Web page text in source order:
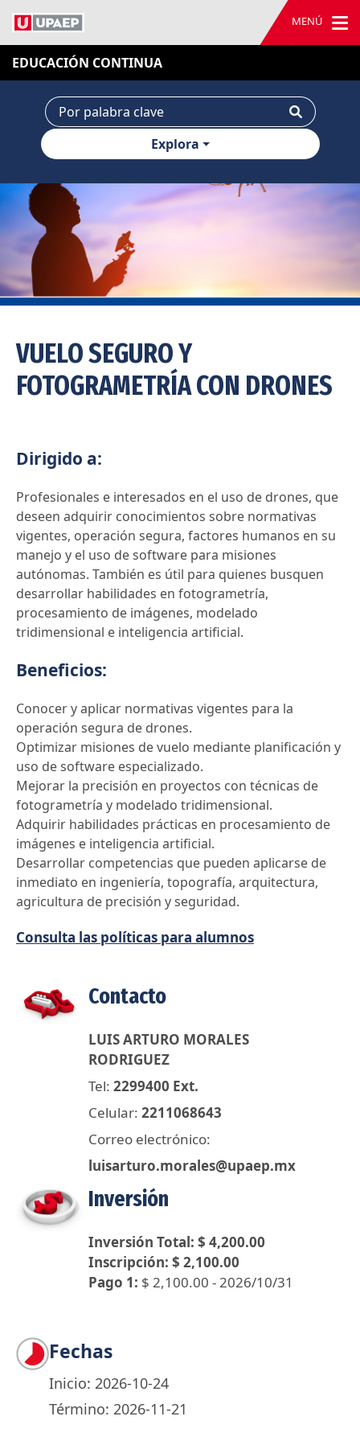
MENÚ
EDUCACIÓN CONTINUA
Explora
VUELO SEGURO Y
FOTOGRAMETRÍA CON DRONES
Dirigido a:
Profesionales e interesados en el uso de drones, que
deseen adquirir conocimientos sobre normativas
vigentes, operación segura, factores humanos en su
manejo y el uso de software para misiones
autónomas. También es útil para quienes busquen
desarrollar habilidades en fotogrametría,
procesamiento de imágenes, modelado
tridimensional e inteligencia artificial.
Beneficios:
Conocer y aplicar normativas vigentes para la
operación segura de drones.
Optimizar misiones de vuelo mediante planificación y
uso de software especializado.
Mejorar la precisión en proyectos con técnicas de
fotogrametría y modelado tridimensional.
Adquirir habilidades prácticas en procesamiento de
imágenes e inteligencia artificial.
Desarrollar competencias que pueden aplicarse de
inmediato en ingeniería, topografía, arquitectura,
agricultura de precisión y seguridad.
Consulta las políticas para alumnos
Contacto
LUIS ARTURO MORALES
RODRIGUEZ
Tel: 2299400 Ext.
Celular: 2211068643
Correo electrónico:
luisarturo.morales@upaep.mx
Inversión
Inversión Total: $ 4,200.00
Inscripción: $ 2,100.00
Pago 1: $ 2,100.00 - 2026/10/31
Fechas
Inicio: 2026-10-24
Término: 2026-11-21